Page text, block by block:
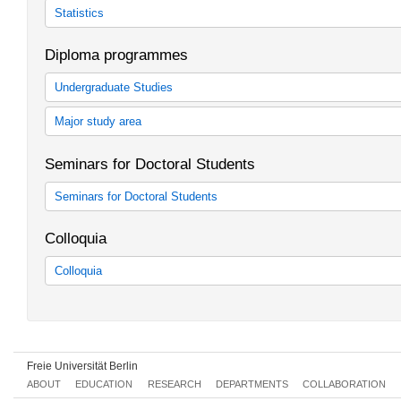
Business Informatics
Business Informatics
Statistics
Diploma programmes
Undergraduate Studies
Achtung! Diplom - Magister - Wahlfach Grundstudium Im WS
Grundstudiumsklausuren für die auslaufenden Studiengänge
Major study area
Falle von äquivalenten Veranstaltungen die entsprechenden ...
read more
Diplomstudiengang Betriebswirtschaftslehre
Diplomstudiengang Volkswirtschaftslehre
Diplomstudiengänge: Weitere Wahlgebiete
Seminars for Doctoral Students
Seminars for Doctoral Students
Colloquia
Colloquia
Freie Universität Berlin
ABOUT EDUCATION RESEARCH DEPARTMENTS COLLABORATION